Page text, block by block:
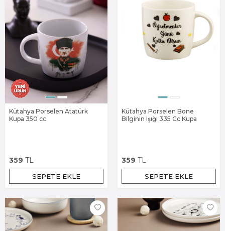
Kütahya Porselen Atatürk
Kupa 350 cc
359 TL
SEPETE EKLE
Kütahya Porselen Bone
Bilginin Işığı 335 Cc Kupa
359 TL
SEPETE EKLE